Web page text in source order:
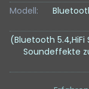
Modell:
(Bluetooth
Soundeffekte